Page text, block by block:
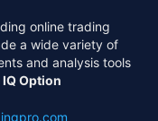
online trading
a wide variety of
and analysis tools
Option